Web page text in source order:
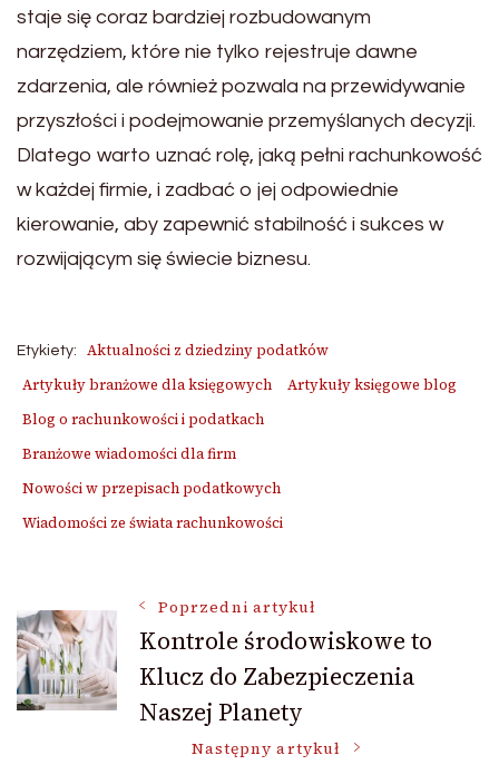
staje się coraz bardziej rozbudowanym
narzędziem, które nie tylko rejestruje dawne
zdarzenia, ale również pozwala na przewidywanie
przyszłości i podejmowanie przemyślanych decyzji.
Dlatego warto uznać rolę, jaką pełni rachunkowość
w każdej firmie, i zadbać o jej odpowiednie
kierowanie, aby zapewnić stabilność i sukces w
rozwijającym się świecie biznesu.
Etykiety:
Aktualności z dziedziny podatków
Artykuły branżowe dla księgowych
Artykuły księgowe blog
Blog o rachunkowości i podatkach
Branżowe wiadomości dla firm
Nowości w przepisach podatkowych
Wiadomości ze świata rachunkowości
Nawigacja
wpisu
Poprzedni artykuł
Kontrole środowiskowe to
Klucz do Zabezpieczenia
Naszej Planety
Następny artykuł